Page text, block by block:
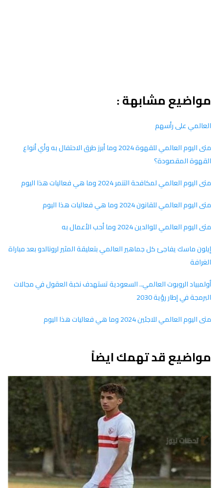
مواضيع مشابهة :
العالمي على رأسهم
متى اليوم العالمي للقهوة 2024 وما أبرز طرق الاحتفال به وأي أنواع
القهوة المقصودة؟
متى اليوم العالمي لمكافحة التنمر 2024 وما هي فعاليات هذا اليوم
متى اليوم العالمي للقانون 2024 وما هي فعاليات هذا اليوم
متى اليوم العالمي للوالدين 2024 وما أحب الأعمال به
إيلون ماسك يفاجئ كل جماهير العالمي بتعليقة المثير لرونالدو بعد مباراة
الغرافة
أولمبياد الروبوت العالمي.. السعودية تستهدف نخبة العقول في مجالات
البرمجة في إطار رؤية 2030
متى اليوم العالمي للاجئين 2024 وما هي فعاليات هذا اليوم
مواضيع قد تهمك ايضاً